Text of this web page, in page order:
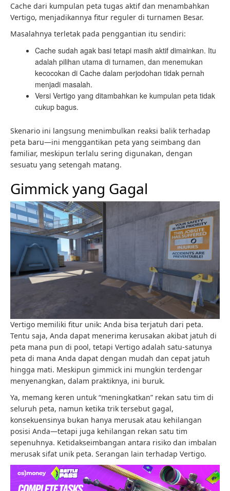
Cache dari kumpulan peta tugas aktif dan menambahkan
Vertigo, menjadikannya fitur reguler di turnamen Besar.
Masalahnya terletak pada penggantian itu sendiri:
Cache sudah agak basi tetapi masih aktif dimainkan. Itu
adalah pilihan utama di turnamen, dan menemukan
kecocokan di Cache dalam perjodohan tidak pernah
menjadi masalah.
Versi Vertigo yang ditambahkan ke kumpulan peta tidak
cukup bagus.
Skenario ini langsung menimbulkan reaksi balik terhadap
peta baru—ini menggantikan peta yang seimbang dan
familiar, meskipun terlalu sering digunakan, dengan
sesuatu yang setengah matang.
Gimmick yang Gagal
Vertigo memiliki fitur unik: Anda bisa terjatuh dari peta.
Tentu saja, Anda dapat menerima kerusakan akibat jatuh di
peta mana pun di pool, tetapi Vertigo adalah satu-satunya
peta di mana Anda dapat dengan mudah dan cepat jatuh
hingga mati. Meskipun gimmick ini mungkin terdengar
menyenangkan, dalam praktiknya, ini buruk.
Ya, memang keren untuk “meningkatkan” rekan satu tim di
seluruh peta, namun ketika trik tersebut gagal,
konsekuensinya bukan hanya merusak atau kehilangan
posisi Anda—tetapi juga kehilangan rekan satu tim
sepenuhnya. Ketidakseimbangan antara risiko dan imbalan
merusak sifat unik peta. Serangan lain terhadap Vertigo.